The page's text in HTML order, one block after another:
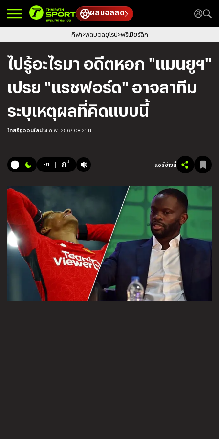
ผลบอลสด
กีฬา ฟุตบอลยุโรป พรีเมียร์ลีก
ไปรู้อะไรมา อดีตหอก "แมนยูฯ"
เปรย "แรชฟอร์ด" อาจลาทีม
ระบุเหตุผลที่คิดแบบนี้
ไทยรัฐออนไลน์14 ก.พ. 2567 08:21 น.
-ก ก+ แชร์ข่าวนี้